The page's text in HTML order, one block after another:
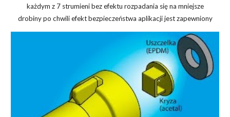
każdym z 7 strumieni bez efektu rozpadania się na mniejsze
drobiny po chwili efekt bezpieczeństwa aplikacji jest zapewniony